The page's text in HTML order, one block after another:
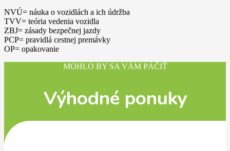
NVÚ= náuka o vozidlách a ich údržba
TVV= teória vedenia vozidla
ZBJ= zásady bezpečnej jazdy
PCP= pravidlá cestnej premávky
OP= opakovanie
MOHLO BY SA VÁM PÁČIŤ
Výhodné ponuky